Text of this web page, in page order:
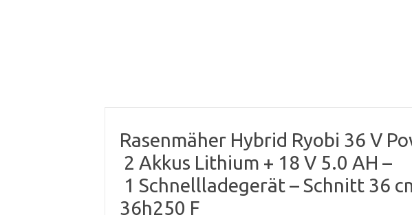
Rasenmäher Hybrid Ryobi 36 V
2 Akkus Lithium + 18 V 5.0 AH –
1 Schnellladegerät – Schnitt 36
36h250 F